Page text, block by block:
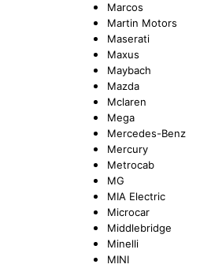
Marcos
Martin Motors
Maserati
Maxus
Maybach
Mazda
Mclaren
Mega
Mercedes-Benz
Mercury
Metrocab
MG
MIA Electric
Microcar
Middlebridge
Minelli
MINI